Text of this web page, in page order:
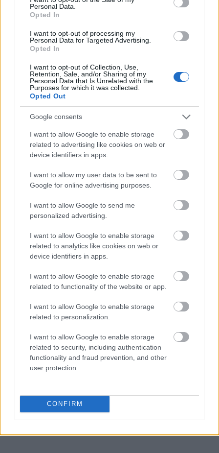
Personal Data.
Opted In
I want to opt-out of processing my
Personal Data for Targeted Advertising.
Opted In
I want to opt-out of Collection, Use,
Retention, Sale, and/or Sharing of my
Personal Data that Is Unrelated with the
Purposes for which it was collected.
Opted Out
Google consents
I want to allow Google to enable storage
related to advertising like cookies on web or
device identifiers in apps.
I want to allow my user data to be sent to
Google for online advertising purposes.
I want to allow Google to send me
personalized advertising.
I want to allow Google to enable storage
related to analytics like cookies on web or
device identifiers in apps.
I want to allow Google to enable storage
related to functionality of the website or app.
I want to allow Google to enable storage
related to personalization.
I want to allow Google to enable storage
related to security, including authentication
functionality and fraud prevention, and other
user protection.
CONFIRM
τεράστιας αυτής ηθοποιού να έληξε απλώς επειδή,
αισθανθεί ολοκληρωμένη.
κατάφερε να γίνει η Jackie Kennedy Onassis,
ένα σύμβολο δύναμης και κομψότητας